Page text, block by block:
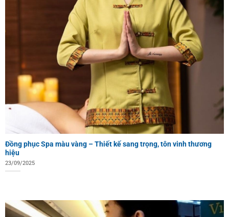
Đồng phục Spa màu vàng – Thiết kế sang trọng, tôn vinh thương
hiệu
23/09/2025